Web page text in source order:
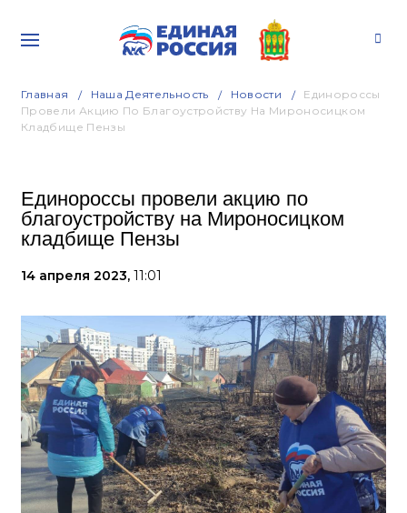
Главная Наша Деятельность Новости
Единороссы
Провели Акцию По Благоустройству На Мироносицком
Кладбище Пензы
Единороссы провели акцию по
благоустройству на Мироносицком
кладбище Пензы
14 апреля 2023, 11:01